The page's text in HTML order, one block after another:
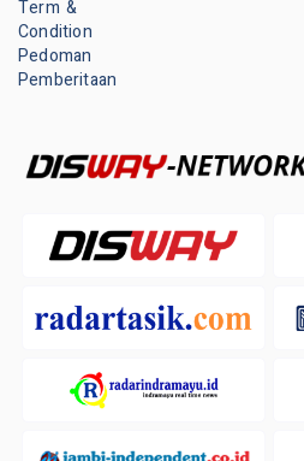
Term &
Condition
Pedoman
Pemberitaan